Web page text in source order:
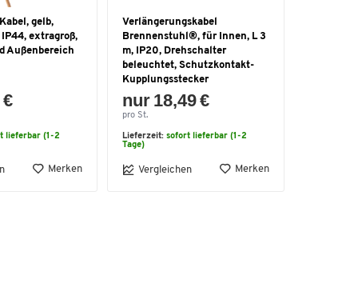
gelb,
extragroß,
Außenbereich
lieferbar (1-2
Merken
Verlängerungskabel
Brennenstuhl®, für Innen, L 3
m, IP20, Drehschalter
beleuchtet, Schutzkontakt-
Kupplungsstecker
nur 18,49 €
pro St.
Lieferzeit: sofort lieferbar (1-2
Tage)
Vergleichen Merken